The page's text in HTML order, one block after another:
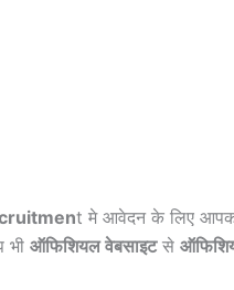
t मे आवेदन के लिए
भी ऑफिशियल वेबसाइटसे